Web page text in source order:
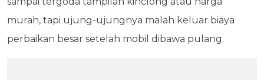
murah, tapi ujung-ujungnya malah keluar biaya
perbaikan besar setelah mobil dibawa pulang.